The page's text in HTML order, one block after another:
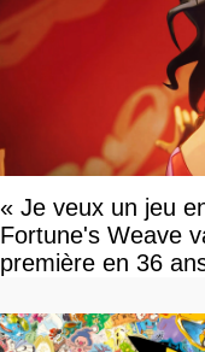
« Je veux un jeu
Fortune's Weave
première en 36